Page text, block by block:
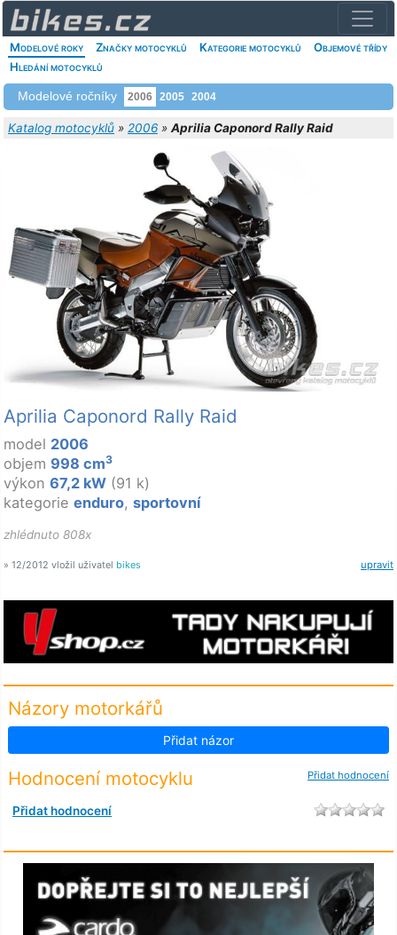
Modelové roky Značky motocyklů Kategorie motocyklů
Objemové třídy
Hledání motocyklů
Modelové ročníky 2006 2005 2004
Katalog motocyklů » 2006 » Aprilia Caponord Rally Raid
Aprilia Caponord Rally Raid
model 2006
objem 998 cm3
výkon 67,2 kW (91 k)
kategorie enduro, sportovní
zhlédnuto 808x
upravit
» 12/2012 vložil uživatel bikes
Názory motorkářů
Přidat názor
Přidat hodnocení
Hodnocení motocyklu
Přidat hodnocení